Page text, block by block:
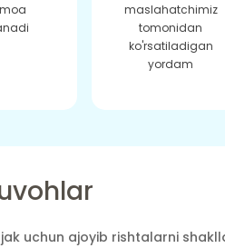
maslahatchimiz
tomonidan
ko'rsatiladigan
yordam
uchun ajoyib rishtalarni